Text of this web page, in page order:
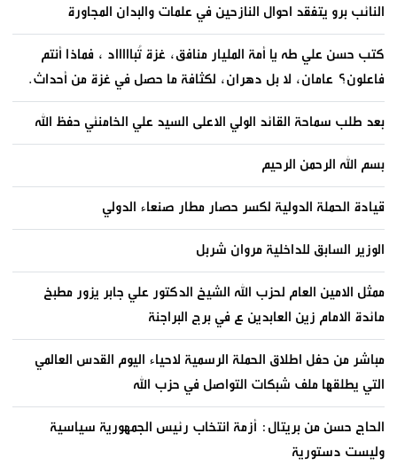
النائب برو يتفقد احوال النازحين في علمات والبدان المجاورة
كتب حسن علي طه يا أمة المليار منافق، غزة تُباااااد ، فماذا أنتم
فاعلون؟ عامان، لا بل دهران، لكثافة ما حصل في غزة من أحداث.
بعد طلب سماحة القائد الولي الاعلى السيد علي الخامنئي حفظ الله
بسم الله الرحمن الرحيم
قيادة الحملة الدولية لكسر حصار مطار صنعاء الدولي
الوزير السابق للداخلية مروان شربل
ممثل الامين العام لحزب الله الشيخ الدكتور علي جابر يزور مطبخ
مائدة الامام زين العابدين ع في برج البراجنة
مباشر من حفل اطلاق الحملة الرسمية لاحياء اليوم القدس العالمي
التي يطلقها ملف شبكات التواصل في حزب الله
الحاج حسن من بريتال: أزمة انتخاب رئيس الجمهورية سياسية
وليست دستورية